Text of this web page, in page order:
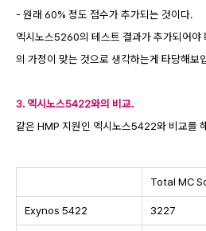
- 원래 60% 정도 점수가 추가되는 것이다.
엑시노스5260의 테스트 결과가 추가되어야
의 가정이 맞는 것으로 생각하는게 타당해보
3. 엑시노스5422와의 비교.
같은 HMP 지원인 엑시노스5422와 비교를
Total MC
Exynos 5422 3227